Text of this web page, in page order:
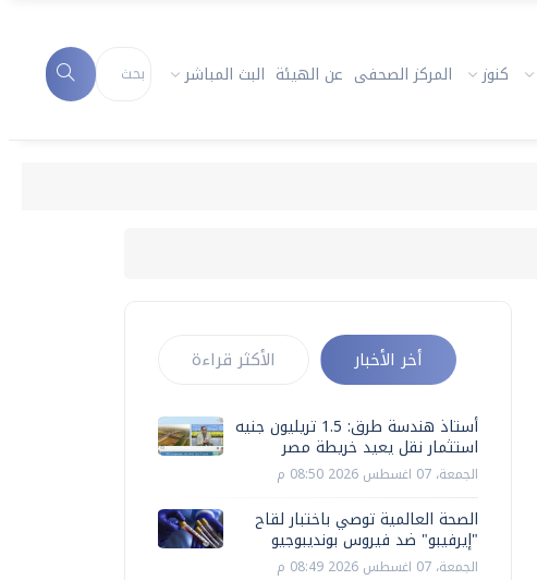
كنوز المركز الصحفى عن الهيئة البث المباشر
أخر الأخبار الأكثر قراءة
أستاذ هندسة طرق: 1.5 تريليون جنيه
استثمار نقل يعيد خريطة مصر
الجمعة، 07 اغسطس 2026 08:50 م
الصحة العالمية توصي باختبار لقاح
"إيرفيبو" ضد فيروس بونديبوجيو
الجمعة، 07 اغسطس 2026 08:49 م